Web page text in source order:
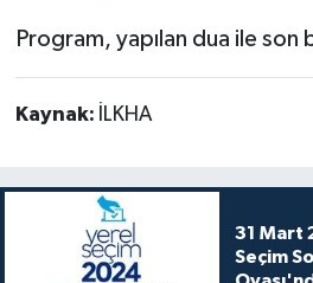
Program, yapılan dua ile son
Kaynak: İLKHA
31 Mart
Seçim